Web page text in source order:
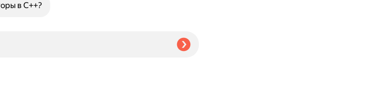
в C++?